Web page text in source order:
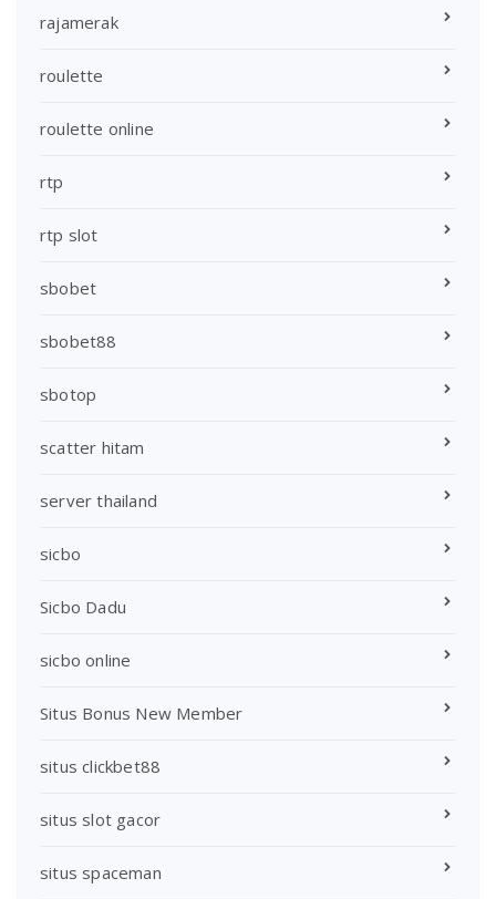
rajamerak
roulette
roulette online
rtp
rtp slot
sbobet
sbobet88
sbotop
scatter hitam
server thailand
sicbo
Sicbo Dadu
sicbo online
Situs Bonus New Member
situs clickbet88
situs slot gacor
situs spaceman